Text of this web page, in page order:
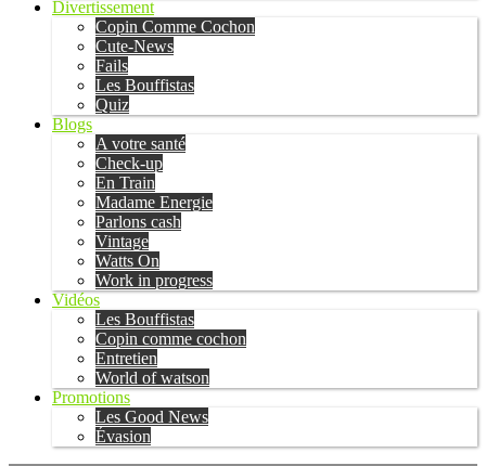
Divertissement
Copin Comme Cochon
Cute-News
Fails
Les Bouffistas
Quiz
Blogs
A votre santé
Check-up
En Train
Madame Energie
Parlons cash
Vintage
Watts On
Work in progress
Vidéos
Les Bouffistas
Copin comme cochon
Entretien
World of watson
Promotions
Les Good News
Évasion